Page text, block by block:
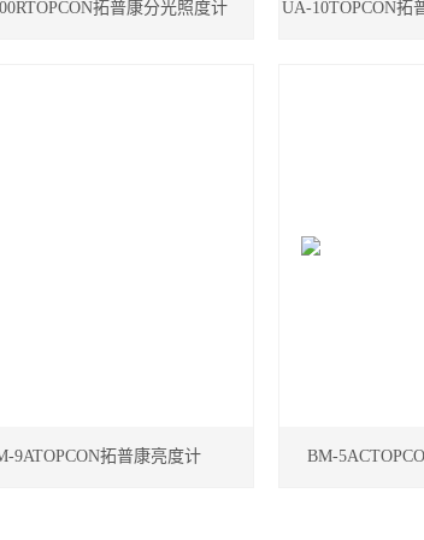
拓普康分光照度计 UA-10TOPCON拓
9ATOPCON拓普康亮度计 BM-